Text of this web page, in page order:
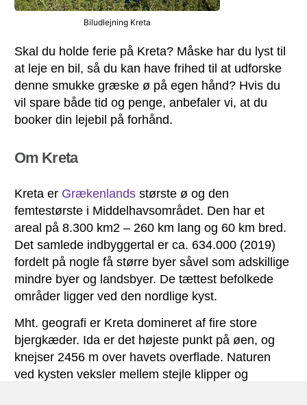
Biludlejning Kreta
Skal du holde ferie på Kreta? Måske har du lyst til
at leje en bil, så du kan have frihed til at udforske
denne smukke græske ø på egen hånd? Hvis du
vil spare både tid og penge, anbefaler vi, at du
booker din lejebil på forhånd.
Om Kreta
Kreta er Grækenlands største ø og den
femtestørste i Middelhavsområdet. Den har et
areal på 8.300 km2 – 260 km lang og 60 km bred.
Det samlede indbyggertal er ca. 634.000 (2019)
fordelt på nogle få større byer såvel som adskillige
mindre byer og landsbyer. De tættest befolkede
områder ligger ved den nordlige kyst.
Mht. geografi er Kreta domineret af fire store
bjergkæder. Ida er det højeste punkt på øen, og
knejser 2456 m over havets overflade. Naturen
ved kysten veksler mellem stejle klipper og